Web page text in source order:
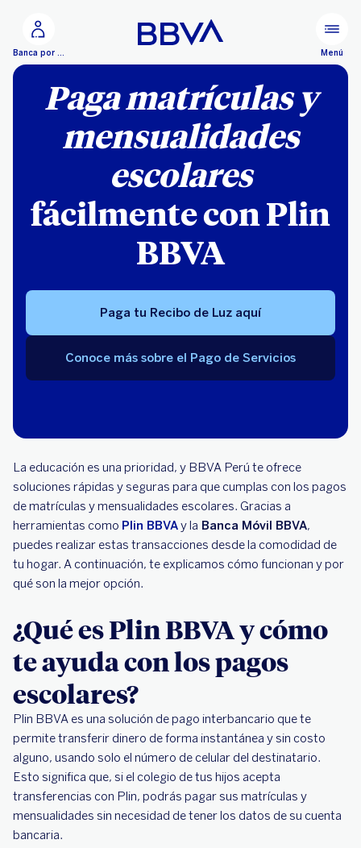
Banca por Internet Menú
Paga matrículas y
mensualidades
escolares
fácilmente con Plin
BBVA
Paga tu Recibo de Luz aquí
Conoce más sobre el Pago de Servicios
La educación es una prioridad, y BBVA Perú te ofrece
soluciones rápidas y seguras para que cumplas con los pagos
de matrículas y mensualidades escolares. Gracias a
herramientas como Plin BBVAy la Banca Móvil BBVA,
puedes realizar estas transacciones desde la comodidad de
tu hogar. A continuación, te explicamos cómo funcionan y por
qué son la mejor opción.
¿Qué es Plin BBVA y cómo
te ayuda con los pagos
escolares?
Plin BBVA es una solución de pago interbancario que te
permite transferir dinero de forma instantánea y sin costo
alguno, usando solo el número de celular del destinatario.
Esto significa que, si el colegio de tus hijos acepta
transferencias con Plin, podrás pagar sus matrículas y
mensualidades sin necesidad de tener los datos de su cuenta
bancaria.